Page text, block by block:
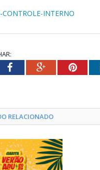
CONTROLE-INTERNO
FacebookGoogle+
RELACIONADO